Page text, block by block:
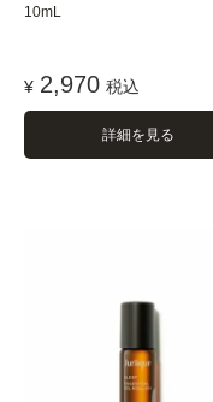
10mL
¥ 2,970 税込
詳細を見る